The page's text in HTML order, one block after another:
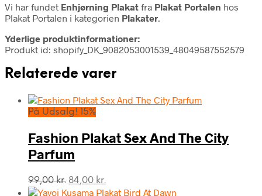
Vi har fundet Enhjørning Plakat fra Plakat Portalen hos
Plakat Portalen i kategorien Plakater.
Yderlige produktinformationer:
Produkt id: shopify_DK_9082053001539_48049587552579
Relaterede varer
På Udsalg! 15%
Fashion Plakat Sex And The City
Parfum
99,00kr. Den
oprindelige
84,00 kr.
aktuelle